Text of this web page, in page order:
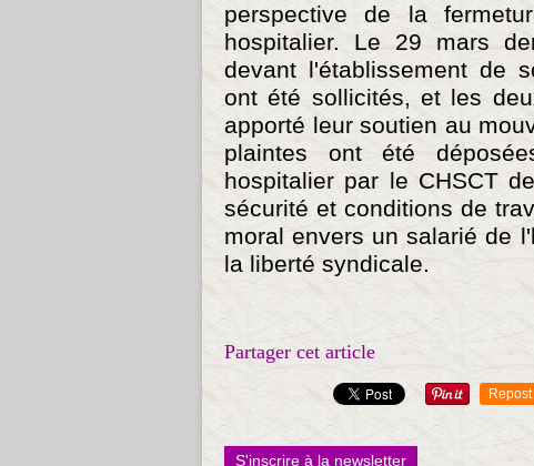
perspective de la
hospitalier. Le 29 mars
devant l'établissement de
ont été sollicités, et les
apporté leur soutien au
plaintes ont été
hospitalier par le CHSCT
sécurité et conditions de
moral envers un salarié de
la liberté syndicale.
Partager cet article
Repost
S'inscrire à la newsletter